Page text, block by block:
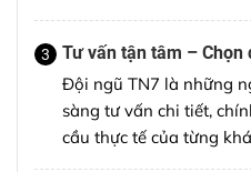
3
Tư vấn tận tâm – Chọn
Đội ngũ TN7 là những
sàng tư vấn chi tiết,
cầu thực tế của từng